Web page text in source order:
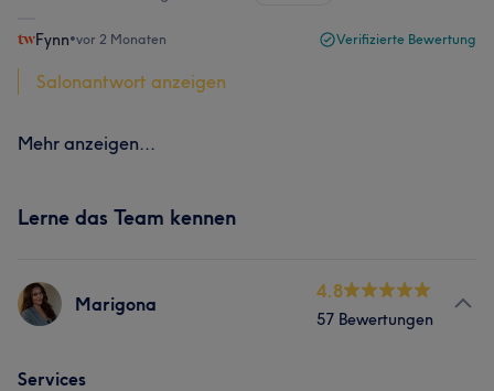
Fynn•vor 2 Monaten Verifizierte Bewertung
Salonantwort anzeigen
Mehr anzeigen...
Lerne das Team kennen
Marigona
4.8
57 Bewertungen
Services